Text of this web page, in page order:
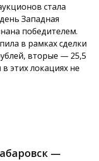
стала
Западная
победителем.
в рамках сделки
вторые — 25,5
этих локациях не
—